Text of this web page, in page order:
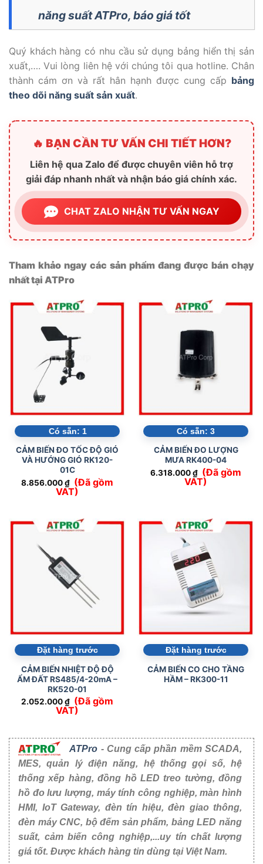
năng suất ATPro, báo giá tốt
Quý khách hàng có nhu cầu sử dụng bảng hiển thị sản
xuất,…. Vui lòng liên hệ với chúng tôi qua hotline. Chân
thành cám ơn và rất hân hạnh được cung cấp bảng
theo dõi năng suất sản xuất.
🔥 BẠN CẦN TƯ VẤN CHI TIẾT HƠN?
Liên hệ qua Zalo để được chuyên viên hỗ trợ
giải đáp nhanh nhất và nhận báo giá chính xác.
CHAT ZALO NHẬN TƯ VẤN NGAY
Tham khảo ngay các sản phẩm đang được bán chạy
nhất tại ATPro
Có sẵn: 1
CẢM BIẾN ĐO TỐC ĐỘ GIÓ
VÀ HƯỚNG GIÓ RK120-
01C
8.856.000₫ (Đã gồm
VAT)
Có sẵn: 3
CẢM BIẾN ĐO LƯỢNG
MƯA RK400-04
6.318.000₫ (Đã gồm
VAT)
Đặt hàng trước
CẢM BIẾN NHIỆT ĐỘ ĐỘ
ẨM ĐẤT RS485/4-20mA –
RK520-01
2.052.000₫ (Đã gồm
VAT)
Đặt hàng trước
CẢM BIẾN CO CHO TẦNG
HẦM – RK300-11
ATPro - Cung cấp phần mềm SCADA,
MES, quản lý điện năng, hệ thống gọi số, hệ
thống xếp hàng, đồng hồ LED treo tường, đồng
hồ đo lưu lượng, máy tính công nghiệp, màn hình
HMI, IoT Gateway, đèn tín hiệu, đèn giao thông,
đèn máy CNC, bộ đếm sản phẩm, bảng LED năng
suất, cảm biến công nghiệp,...uy tín chất lượng
giá tốt. Được khách hàng tin dùng tại Việt Nam.